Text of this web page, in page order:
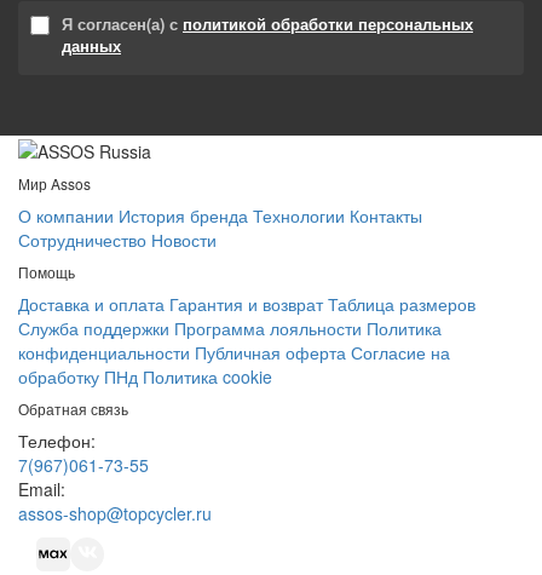
Я согласен(а) с политикой обработки персональных
данных
Мир Assos
О компании История бренда Технологии Контакты
Сотрудничество Новости
Помощь
Доставка и оплата Гарантия и возврат Таблица размеров
Служба поддержки Программа лояльности Политика
конфиденциальности Публичная оферта Согласие на
обработку ПНд Политика cookie
Обратная связь
Телефон:
7(967)061-73-55
Email:
assos-shop@topcycler.ru